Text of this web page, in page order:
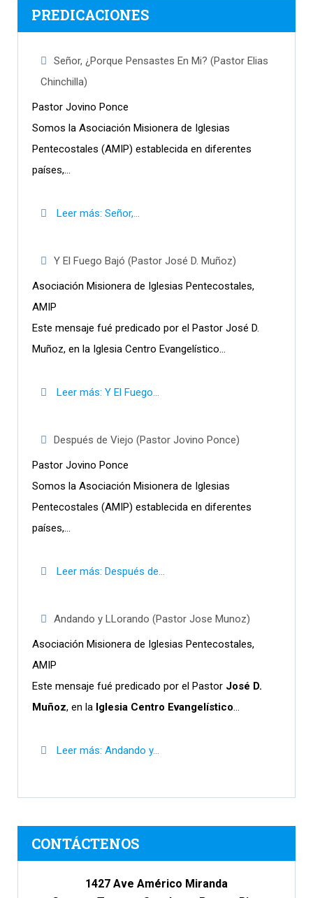
PREDICACIONES
Señor, ¿Porque Pensastes En Mi? (Pastor Elias
Chinchilla)
Pastor Jovino Ponce
Somos la Asociación Misionera de Iglesias
Pentecostales (AMIP) establecida en diferentes
países,...
Leer más: Señor,...
Y El Fuego Bajó (Pastor José D. Muñoz)
Asociación Misionera de Iglesias Pentecostales,
AMIP
Este mensaje fué predicado por el Pastor José D.
Muñoz, en la Iglesia Centro Evangelístico...
Leer más: Y El Fuego...
Después de Viejo (Pastor Jovino Ponce)
Pastor Jovino Ponce
Somos la Asociación Misionera de Iglesias
Pentecostales (AMIP) establecida en diferentes
países,...
Leer más: Después de...
Andando y LLorando (Pastor Jose Munoz)
Asociación Misionera de Iglesias Pentecostales,
AMIP
Este mensaje fué predicado por el Pastor José D.
Muñoz, en la Iglesia Centro Evangelístico...
Leer más: Andando y...
CONTÁCTENOS
1427 Ave Américo Miranda